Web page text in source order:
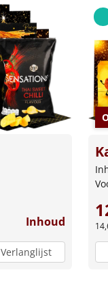
Inhoud
Verlanglijst